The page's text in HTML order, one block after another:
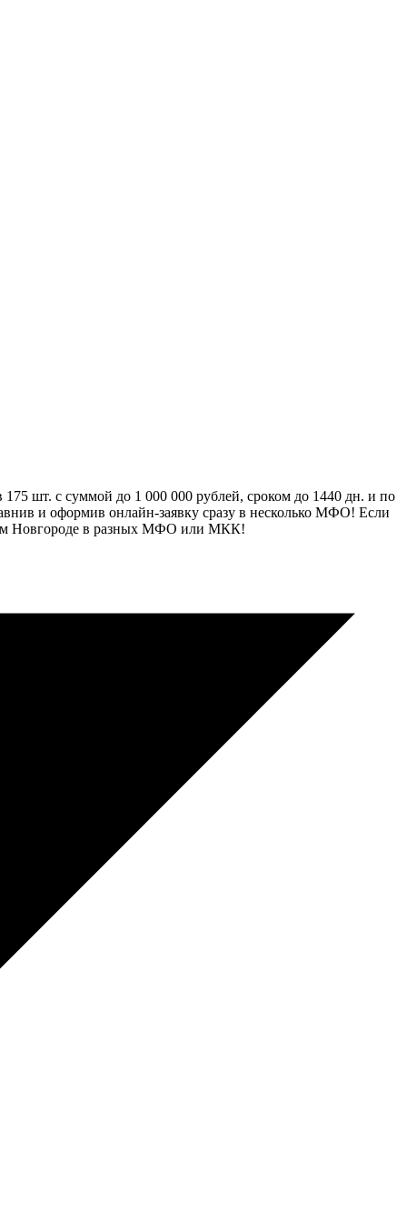
шт. с суммой до 1 000 000 рублей, сроком до 1440 дн. и по
и оформив онлайн-заявку сразу в несколько МФО! Если
Новгороде в разных МФО или МКК!